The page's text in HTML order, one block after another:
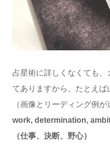
占星術に詳しくなくても
てありますから、たとえば
（画像とリーディング例が
work, determination,
（仕事、決断、野心）